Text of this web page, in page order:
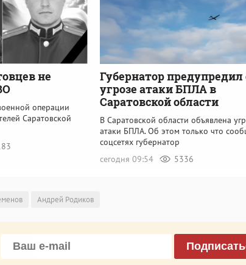
не
операции
Саратовской
Губернатор предупредил
угрозе атаки БПЛА в
Саратовской области
В Саратовской области объявлена
атаки БПЛА. Об этом только что
соцсетях губернатор
сегодня 09:54
5336
Андрей Родиков